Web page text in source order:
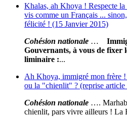
Khalas, ah Khoya ! Respecte
vis comme un Français ...
félicité ! (15 Janvier 2015)
Cohésion nationale …
Gouvernants, à vous de fixer
liminaire :...
Ah Khoya, immigré mon frère
ou la "chienlit" ? (reprise
Cohésion nationale ….
chienlit, pars vivre ailleurs ! La